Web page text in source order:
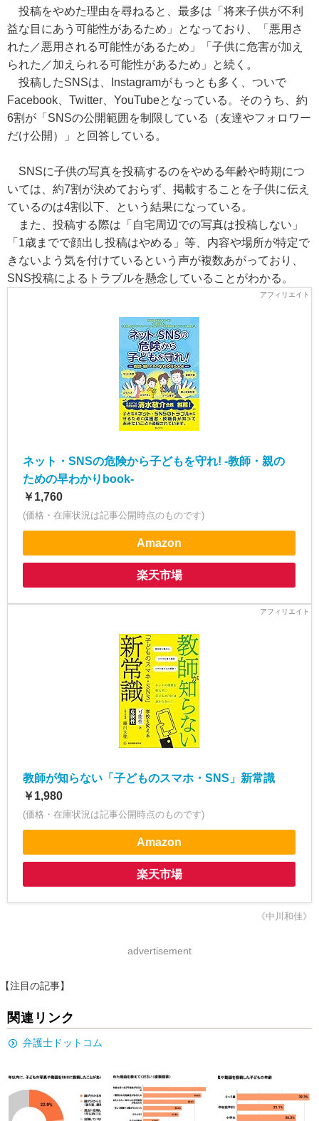
投稿をやめた理由を尋ねると、最多は「将来子供が不利
益な目にあう可能性があるため」となっており、「悪用さ
れた／悪用される可能性があるため」「子供に危害が加え
られた／加えられる可能性があるため」と続く。
投稿したSNSは、Instagramがもっとも多く、ついで
Facebook、Twitter、YouTubeとなっている。そのうち、約
6割が「SNSの公開範囲を制限している（友達やフォロワー
だけ公開）」と回答している。
SNSに子供の写真を投稿するのをやめる年齢や時期につ
いては、約7割が決めておらず、掲載することを子供に伝え
ているのは4割以下、という結果になっている。
また、投稿する際は「自宅周辺での写真は投稿しない」
「1歳までで顔出し投稿はやめる」等、内容や場所が特定で
きないよう気を付けているという声が複数あがっており、
SNS投稿によるトラブルを懸念していることがわかる。
ネット・SNSの危険から子どもを守れ! -教師・親の
ための早わかりbook-
￥1,760
(価格・在庫状況は記事公開時点のものです)
Amazon
楽天市場
教師が知らない「子どものスマホ・SNS」新常識
￥1,980
(価格・在庫状況は記事公開時点のものです)
Amazon
楽天市場
《中川和佳》
advertisement
【注目の記事】
関連リンク
弁護士ドットコム